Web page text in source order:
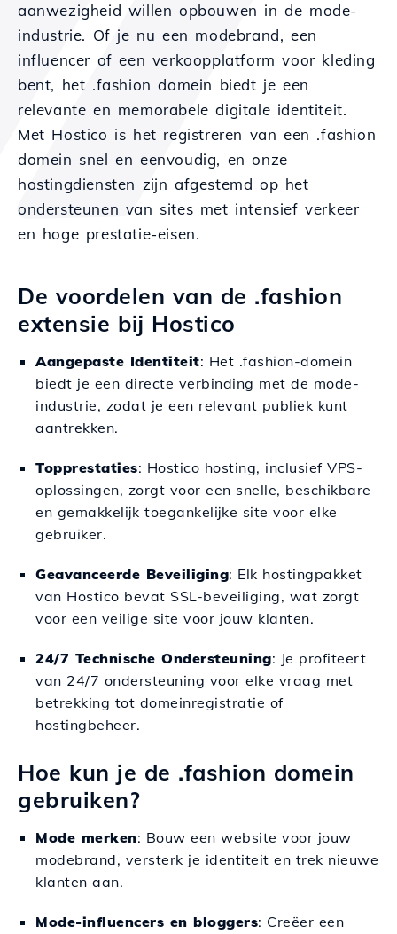
aanwezigheid willen opbouwen in de mode-
industrie. Of je nu een modebrand, een
influencer of een verkoopplatform voor kleding
bent, het .fashion domein biedt je een
relevante en memorabele digitale identiteit.
Met Hostico is het registreren van een .fashion
domein snel en eenvoudig, en onze
hostingdiensten zijn afgestemd op het
ondersteunen van sites met intensief verkeer
en hoge prestatie-eisen.
De voordelen van de .fashion
extensie bij Hostico
Aangepaste Identiteit: Het .fashion-domein
biedt je een directe verbinding met de mode-
industrie, zodat je een relevant publiek kunt
aantrekken.
Topprestaties: Hostico hosting, inclusief VPS-
oplossingen, zorgt voor een snelle, beschikbare
en gemakkelijk toegankelijke site voor elke
gebruiker.
Geavanceerde Beveiliging: Elk hostingpakket
van Hostico bevat SSL-beveiliging, wat zorgt
voor een veilige site voor jouw klanten.
24/7 Technische Ondersteuning: Je profiteert
van 24/7 ondersteuning voor elke vraag met
betrekking tot domeinregistratie of
hostingbeheer.
Hoe kun je de .fashion domein
gebruiken?
Mode merken: Bouw een website voor jouw
modebrand, versterk je identiteit en trek nieuwe
klanten aan.
Mode-influencers en bloggers: Creëer een